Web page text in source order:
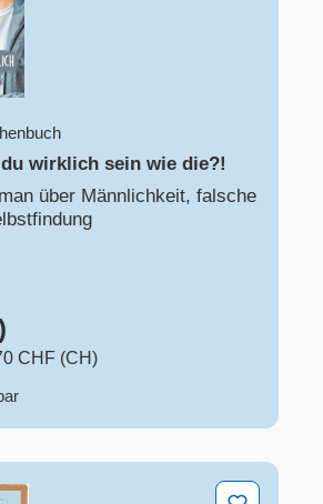
wirklich sein wie die?!
über Männlichkeit, falsche
CHF (CH)
entscheide, wer ich bin!"